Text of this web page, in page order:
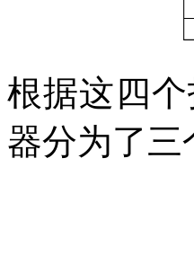
根据这四
器分为了三